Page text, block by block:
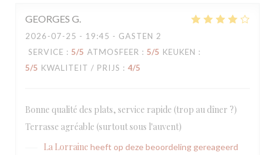
GEORGES G
2026-07-25 - 19:45 - GASTEN 2
SERVICE : 5/5 ATMOSFEER : 5/5 KEUKEN :
5/5 KWALITEIT / PRIJS : 4/5
Bonne qualité des plats, service rapide (trop au dîner ?)
Terrasse agréable (surtout sous l'auvent)
La Lorraine heeft op deze beoordeling gereageerd